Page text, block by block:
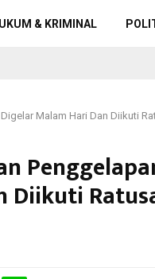
& KRIMINAL
Malam Hari Dan Diikuti
Diikuti